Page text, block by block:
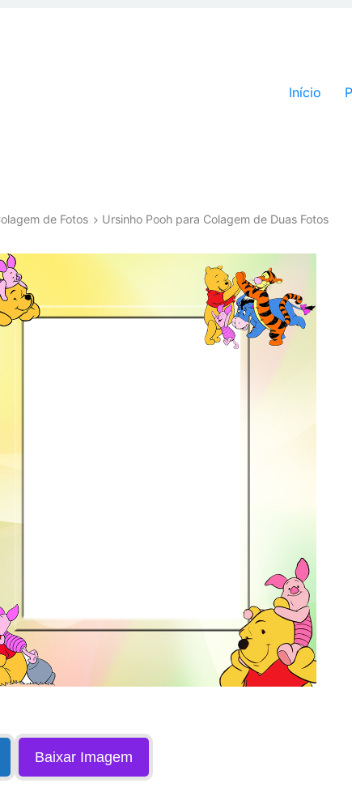
Pular
Início
de Fotos Ursinho Pooh para Colagem de Duas Fotos
Baixar Imagem